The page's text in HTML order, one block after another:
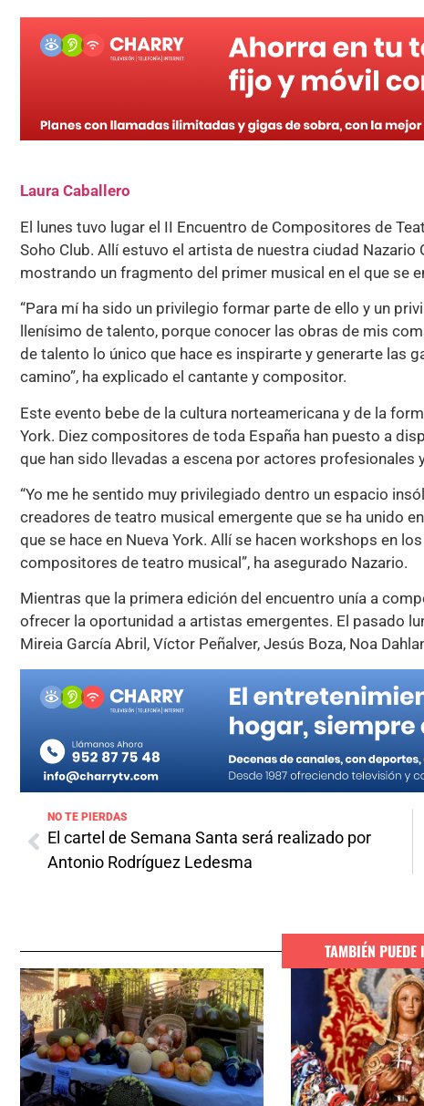
Laura Caballero
El lunes tuvo lugar el II Encuentro de Compositores de
Soho Club. Allí estuvo el artista de nuestra ciudad
mostrando un fragmento del primer musical en el que se
“Para mí ha sido un privilegio formar parte de ello y un
llenísimo de talento, porque conocer las obras de mis
de talento lo único que hace es inspirarte y generarte las
camino”, ha explicado el cantante y compositor.
Este evento bebe de la cultura norteamericana y de la
York. Diez compositores de toda España han puesto a
que han sido llevadas a escena por actores
“Yo me he sentido muy privilegiado dentro un espacio
creadores de teatro musical emergente que se ha unido
que se hace en Nueva York. Allí se hacen workshops en
compositores de teatro musical”, ha asegurado Nazario.
Mientras que la primera edición del encuentro unía a
ofrecer la oportunidad a artistas emergentes. El pasado
Mireia García Abril, Víctor Peñalver, Jesús Boza, Noa
NO TE PIERDAS
El cartel de Semana Santa será realizado por
Antonio Rodríguez Ledesma
TAMBIÉN PUEDE